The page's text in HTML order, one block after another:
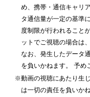
め、携帯・通信キャリ
タ通信量が一定の基準
度制限が行われること
ットでご視聴の場合は
なお、発生したデータ
を負いかねます。 予め
※動画の視聴にあたり生
は一切の責任を負いかね